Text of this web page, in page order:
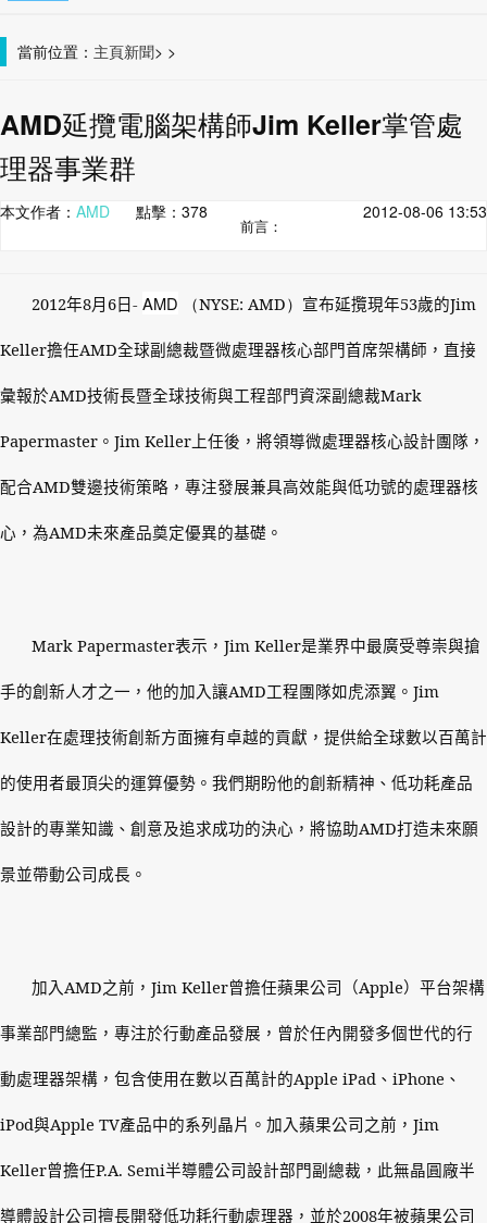
當前位置： 主頁 >
新聞 >
AMD延攬電腦架構師Jim Keller掌管處
理器事業群
本文作者： AMD 點擊： 378 2012-08-06 13:53
前言：
2012年8月 6日-AMD （NYSE: AMD） 宣布延攬現年53歲的Jim
Keller擔任AMD全球副總裁暨微處理器核心部門首席架構師，直接
彙報於AMD技術長暨全球技術與工程部門資深副總裁Mark
Papermaster 。 Jim Keller 上任後，將領導微處理器核心設計團隊，
配合AMD雙邊技術策略，專注發展兼具高效能與低功號的處理器核
心，為AMD未來產品奠定優異的基礎。
Mark Papermaster表示，Jim Keller是業界中最廣受尊崇與搶
手的創新人才之一，他的加入讓AMD工程團隊如虎添翼。 Jim
Keller在處理技術創新方面擁有卓越的貢獻，提供給全球數以百萬計
的使用者最頂尖的運算優勢。我們期盼他的創新精神、低功耗產品
設計的專業知識、創意及追求成功的決心，將協助AMD打造未來願
景並帶動公司成長。
加入AMD之前，Jim Keller曾擔任蘋果公司（Apple）平台架構
事業部門總監，專注於行動產品發展，曾於任內開發多個世代的行
動處理器架構，包含使用在數以百萬計的Apple iPad 、 iPhone 、
iPod與Apple TV產品中的系列晶片。加入蘋果公司之前， Jim
Keller曾擔任P.A. Semi半導體公司設計部門副總裁，此無晶圓廠半
導體設計公司擅長開發低功耗行動處理器，並於2008年被蘋果公司